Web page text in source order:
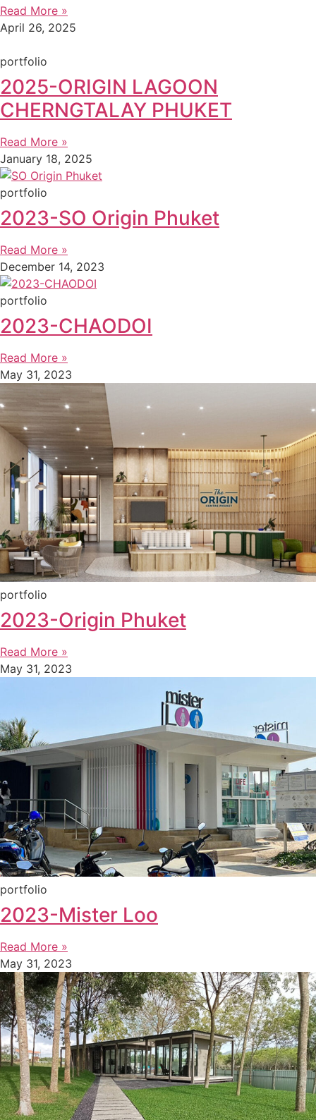
Read More »
April 26, 2025
portfolio
2025-ORIGIN LAGOON
CHERNGTALAY PHUKET
Read More »
January 18, 2025
portfolio
2023-SO Origin Phuket
Read More »
December 14, 2023
portfolio
2023-CHAODOI
Read More »
May 31, 2023
portfolio
2023-Origin Phuket
Read More »
May 31, 2023
portfolio
2023-Mister Loo
Read More »
May 31, 2023